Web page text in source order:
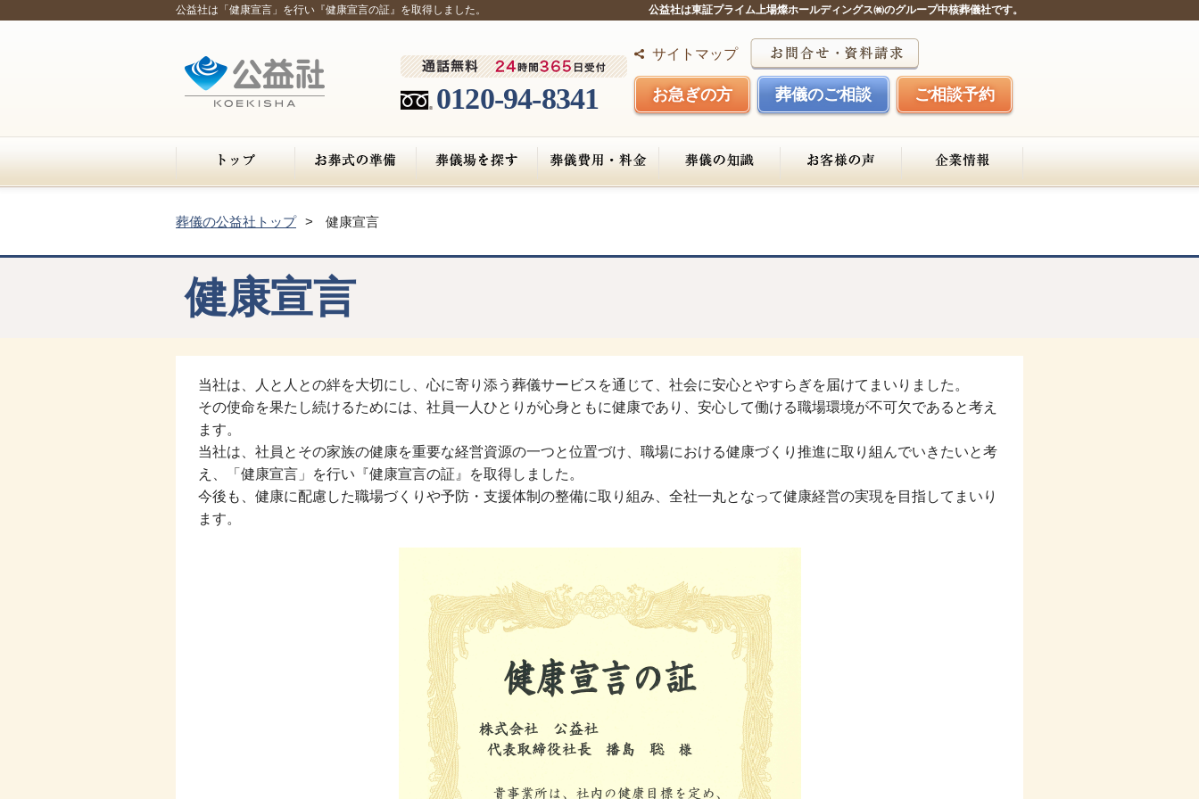
公益社は「健康宣言」を行い『健康宣言の証』を取得しました。 公益社は東証プライム上場燦ホールディングス㈱のグループ中核葬儀社です。
サイトマップ
お急ぎの方 葬儀のご相談 ご相談予約
0120-94-8341
葬儀の公益社トップ 健康宣言
健康宣言
当社は、人と人との絆を大切にし、心に寄り添う葬儀サービスを通じて、社会に安心とやすらぎを届けてまいりました。
その使命を果たし続けるためには、社員一人ひとりが心身ともに健康であり、安心して働ける職場環境が不可欠であると考え
ます。
当社は、社員とその家族の健康を重要な経営資源の一つと位置づけ、職場における健康づくり推進に取り組んでいきたいと考
え、「健康宣言」を行い『健康宣言の証』を取得しました。
今後も、健康に配慮した職場づくりや予防・支援体制の整備に取り組み、全社一丸となって健康経営の実現を目指してまいり
ます。